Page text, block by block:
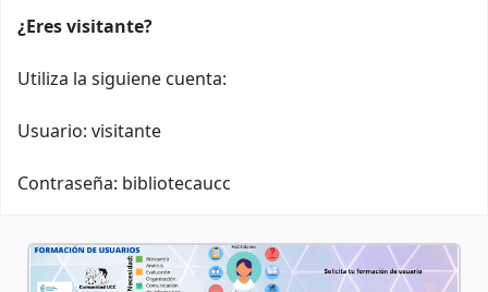
¿Eres visitante?
Utiliza la siguiene cuenta:
Usuario: visitante
Contraseña: bibliotecaucc